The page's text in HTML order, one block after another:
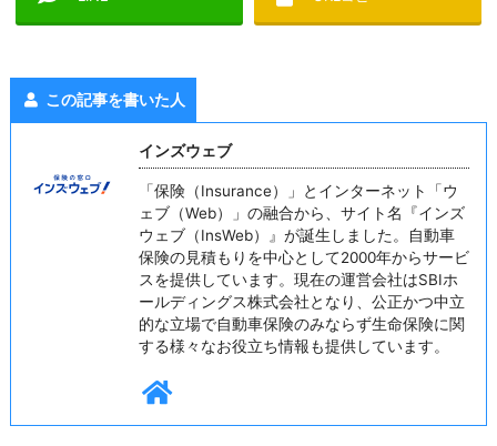
この記事を書いた人
インズウェブ
「保険（Insurance）」とインターネット「ウ
ェブ（Web）」の融合から、サイト名『インズ
ウェブ（InsWeb）』が誕生しました。自動車
保険の見積もりを中心として2000年からサービ
スを提供しています。現在の運営会社はSBIホ
ールディングス株式会社となり、公正かつ中立
的な立場で自動車保険のみならず生命保険に関
する様々なお役立ち情報も提供しています。